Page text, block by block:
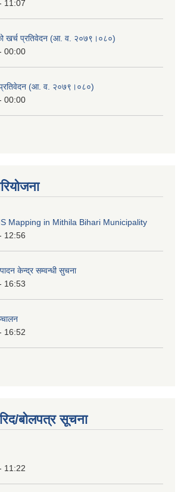
11:07
खर्च प्रतिवेदन (आ. व. २०७९।०८०)
00:00
प्रतिवेदन (आ. व. २०७९।०८०)
00:00
Mapping in Mithila Bihari Municipality
12:56
केन्द्र सम्वन्धी सुचना
16:53
16:52
बोलपत्र सूचना
11:22